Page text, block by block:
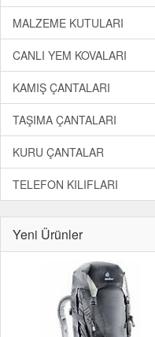
MALZEME KUTULARI
CANLI YEM KOVALARI
KAMIŞ ÇANTALARI
TAŞIMA ÇANTALARI
KURU ÇANTALAR
TELEFON KILIFLARI
Yeni Ürünler